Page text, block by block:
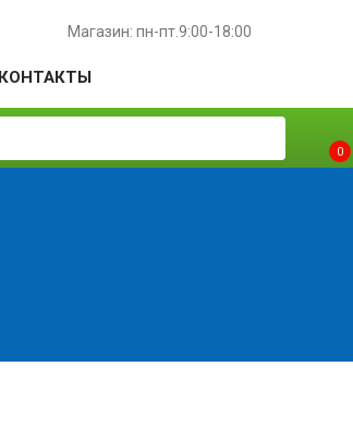
Магазин: пн-пт.9:00-18:00
КОНТАКТЫ
0